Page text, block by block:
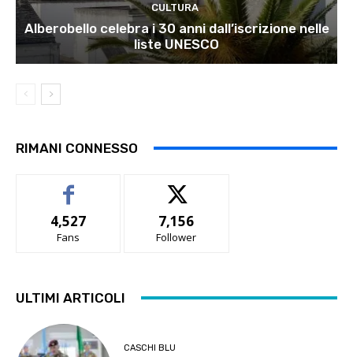
CULTURA
Alberobello celebra i 30 anni dall’iscrizione nelle
liste UNESCO
RIMANI CONNESSO
4,527
Fans
7,156
Follower
ULTIMI ARTICOLI
CASCHI BLU